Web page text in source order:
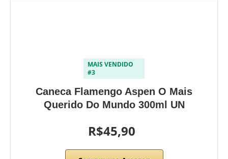
MAIS VENDIDO
#3
Caneca Flamengo Aspen O Mais
Querido Do Mundo 300ml UN
R$45,90